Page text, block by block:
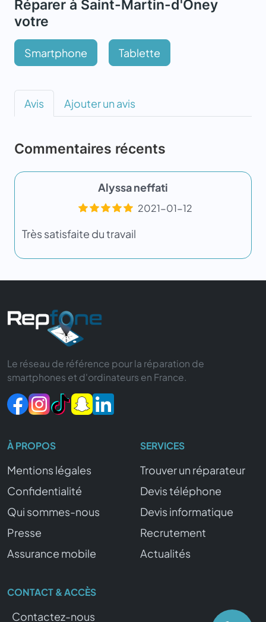
Réparer à Saint-Martin-d'Oney
votre
Smartphone Tablette
Avis Ajouter un avis
Commentaires récents
Alyssa neffati
2021-01-12
Très satisfaite du travail
Le réseau de référence pour la réparation de
smartphones et d'ordinateurs en France.
À PROPOS
Mentions légales
Confidentialité
Qui sommes-nous
Presse
Assurance mobile
SERVICES
Trouver un réparateur
Devis téléphone
Devis informatique
Recrutement
Actualités
CONTACT & ACCÈS
Contactez-nous